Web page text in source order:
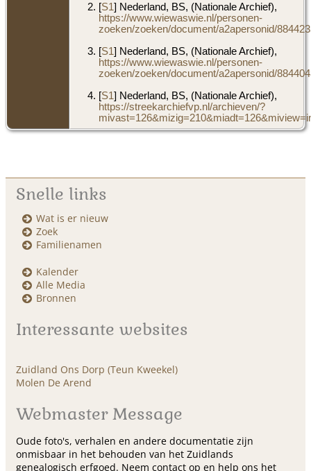
[S1 ] Nederland, BS, (Nationale Archief),
https://www.wiewaswie.nl/personen-
zoeken/zoeken/document/a2apersonid/
[S1 ] Nederland, BS, (Nationale Archief),
https://www.wiewaswie.nl/personen-
zoeken/zoeken/document/a2apersonid/
[S1 ] Nederland, BS, (Nationale Archief),
https://streekarchiefvp.nl/archieven/?
Snelle links
Wat is er nieuw
Zoek
Familienamen
Kalender
Alle Media
Bronnen
Interessante websites
Zuidland Ons Dorp (Teun Kweekel)
Molen De Arend
Webmaster Message
Oude foto's, verhalen en andere documentatie zijn
onmisbaar in het behouden van het Zuidlands
genealogisch erfgoed. Neem contact op en help ons het